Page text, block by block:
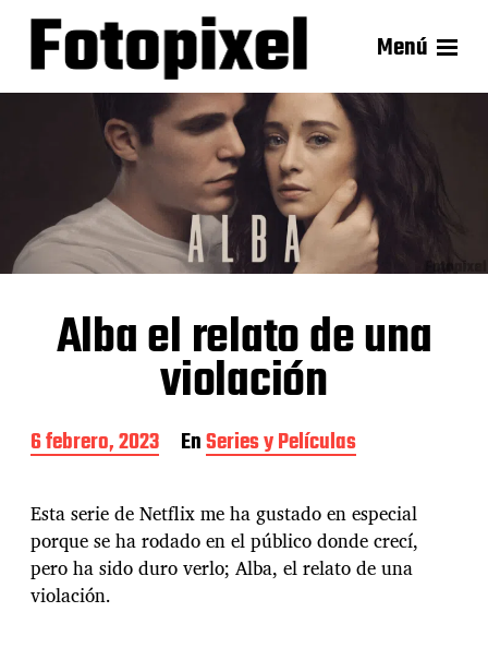
Menú
Alba el relato de una
violación
F
e
h
a
d
e
l
6 febrero, 2023 EnSeries y Películas
Esta serie de Netflix me ha gustado en especial
porque se ha rodado en el público donde crecí,
pero ha sido duro verlo; Alba, el relato de una
violación.